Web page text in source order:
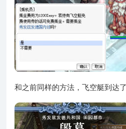
和之前同样的方法，飞空艇到达